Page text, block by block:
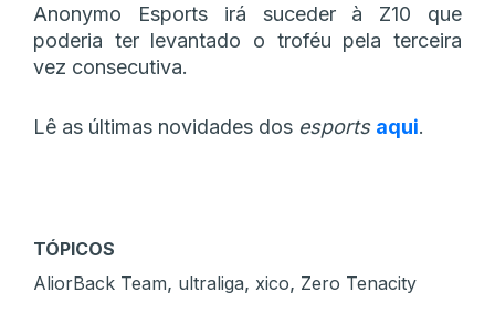
Anonymo Esports irá suceder à Z10 que
poderia ter levantado o troféu pela terceira
vez consecutiva.
Lê as últimas novidades dos esports aqui.
TÓPICOS
AliorBack Team, ultraliga, xico, Zero Tenacity